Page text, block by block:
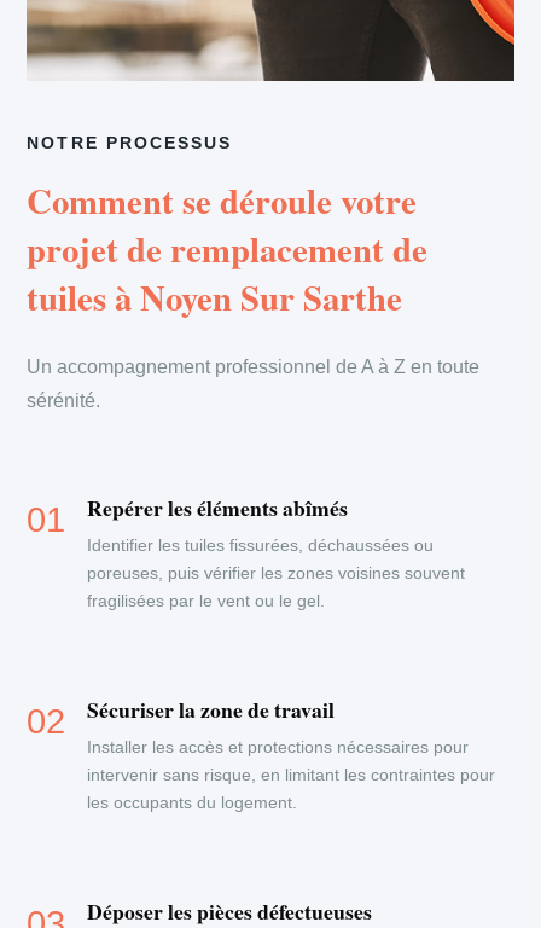
NOTRE PROCESSUS
Comment se déroule votre
projet de remplacement de
tuiles à Noyen Sur Sarthe
Un accompagnement professionnel de A à Z en toute
sérénité.
Repérer les éléments abîmés
Identifier les tuiles fissurées, déchaussées ou
poreuses, puis vérifier les zones voisines souvent
fragilisées par le vent ou le gel.
Sécuriser la zone de travail
Installer les accès et protections nécessaires pour
intervenir sans risque, en limitant les contraintes pour
les occupants du logement.
Déposer les pièces défectueuses